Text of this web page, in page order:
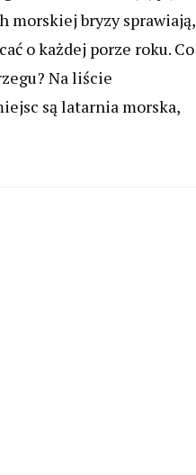
morskiej bryzy sprawiają,
o każdej porze roku. Co
Na liście
są latarnia morska,